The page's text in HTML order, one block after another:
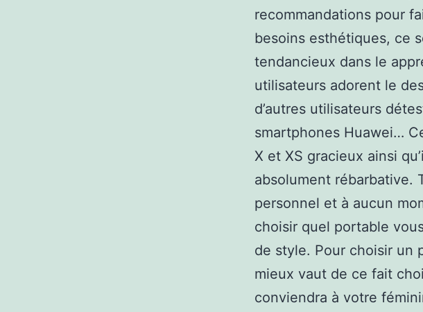
recommandations pour
besoins esthétiques, ce
tendancieux dans le
utilisateurs adorent le
d’autres utilisateurs
smartphones Huawei…
X et XS gracieux ainsi
absolument rébarbative.
personnel et à aucun
choisir quel portable
de style. Pour choisir un
mieux vaut de ce fait
conviendra à votre